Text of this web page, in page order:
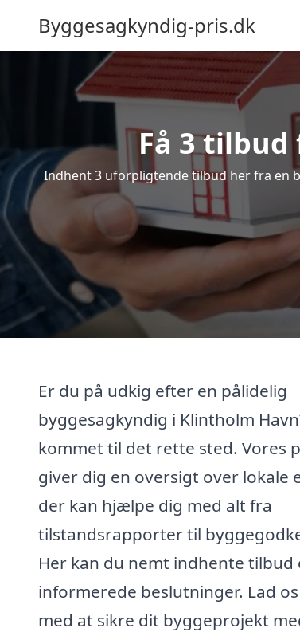
Byggesagkyndig-pris.dk
Få 3
Indhent 3 uforpligtende tilbud her fra en
Er du på udkig efter en pålidelig
byggesagkyndig i Klintholm
kommet til det rette sted. Vores
giver dig en oversigt over lokale
der kan hjælpe dig med alt fra
tilstandsrapporter til
Her kan du nemt indhente
informerede beslutninger. Lad
med at sikre dit byggeprojekt